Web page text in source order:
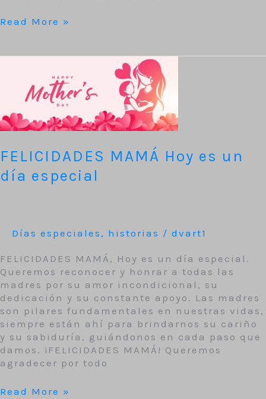
Read More »
FELICIDADES MAMÁ Hoy es un
día especial
Días especiales , historias / dvart1
FELICIDADES MAMÁ, Hoy es un día especial.
Queremos reconocer y honrar a todas las
madres por su amor incondicional, su
dedicación y su constante apoyo. Las madres
son pilares fundamentales en nuestras vidas,
siempre están ahí para brindarnos su cariño
y su sabiduría, guiándonos en cada paso que
damos. ¡FELICIDADES MAMÁ! Queremos
agradecer por todo
un
día
Read More »